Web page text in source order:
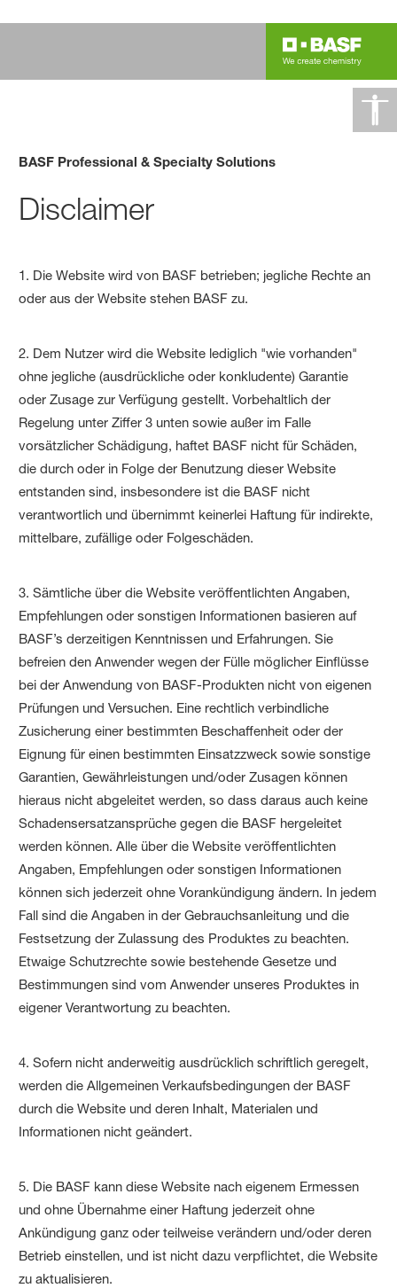
BASF Professional & Specialty Solutions
Disclaimer
1. Die Website wird von BASF betrieben; jegliche Rechte an
oder aus der Website stehen BASF zu.
2. Dem Nutzer wird die Website lediglich "wie vorhanden"
ohne jegliche (ausdrückliche oder konkludente) Garantie
oder Zusage zur Verfügung gestellt. Vorbehaltlich der
Regelung unter Ziffer 3 unten sowie außer im Falle
vorsätzlicher Schädigung, haftet BASF nicht für Schäden,
die durch oder in Folge der Benutzung dieser Website
entstanden sind, insbesondere ist die BASF nicht
verantwortlich und übernimmt keinerlei Haftung für indirekte,
mittelbare, zufällige oder Folgeschäden.
3. Sämtliche über die Website veröffentlichten Angaben,
Empfehlungen oder sonstigen Informationen basieren auf
BASF’s derzeitigen Kenntnissen und Erfahrungen. Sie
befreien den Anwender wegen der Fülle möglicher Einflüsse
bei der Anwendung von BASF-Produkten nicht von eigenen
Prüfungen und Versuchen. Eine rechtlich verbindliche
Zusicherung einer bestimmten Beschaffenheit oder der
Eignung für einen bestimmten Einsatzzweck sowie sonstige
Garantien, Gewährleistungen und/oder Zusagen können
hieraus nicht abgeleitet werden, so dass daraus auch keine
Schadensersatzansprüche gegen die BASF hergeleitet
werden können. Alle über die Website veröffentlichten
Angaben, Empfehlungen oder sonstigen Informationen
können sich jederzeit ohne Vorankündigung ändern. In jedem
Fall sind die Angaben in der Gebrauchsanleitung und die
Festsetzung der Zulassung des Produktes zu beachten.
Etwaige Schutzrechte sowie bestehende Gesetze und
Bestimmungen sind vom Anwender unseres Produktes in
eigener Verantwortung zu beachten.
4. Sofern nicht anderweitig ausdrücklich schriftlich geregelt,
werden die Allgemeinen Verkaufsbedingungen der BASF
durch die Website und deren Inhalt, Materialen und
Informationen nicht geändert.
5. Die BASF kann diese Website nach eigenem Ermessen
und ohne Übernahme einer Haftung jederzeit ohne
Ankündigung ganz oder teilweise verändern und/oder deren
Betrieb einstellen, und ist nicht dazu verpflichtet, die Website
zu aktualisieren.